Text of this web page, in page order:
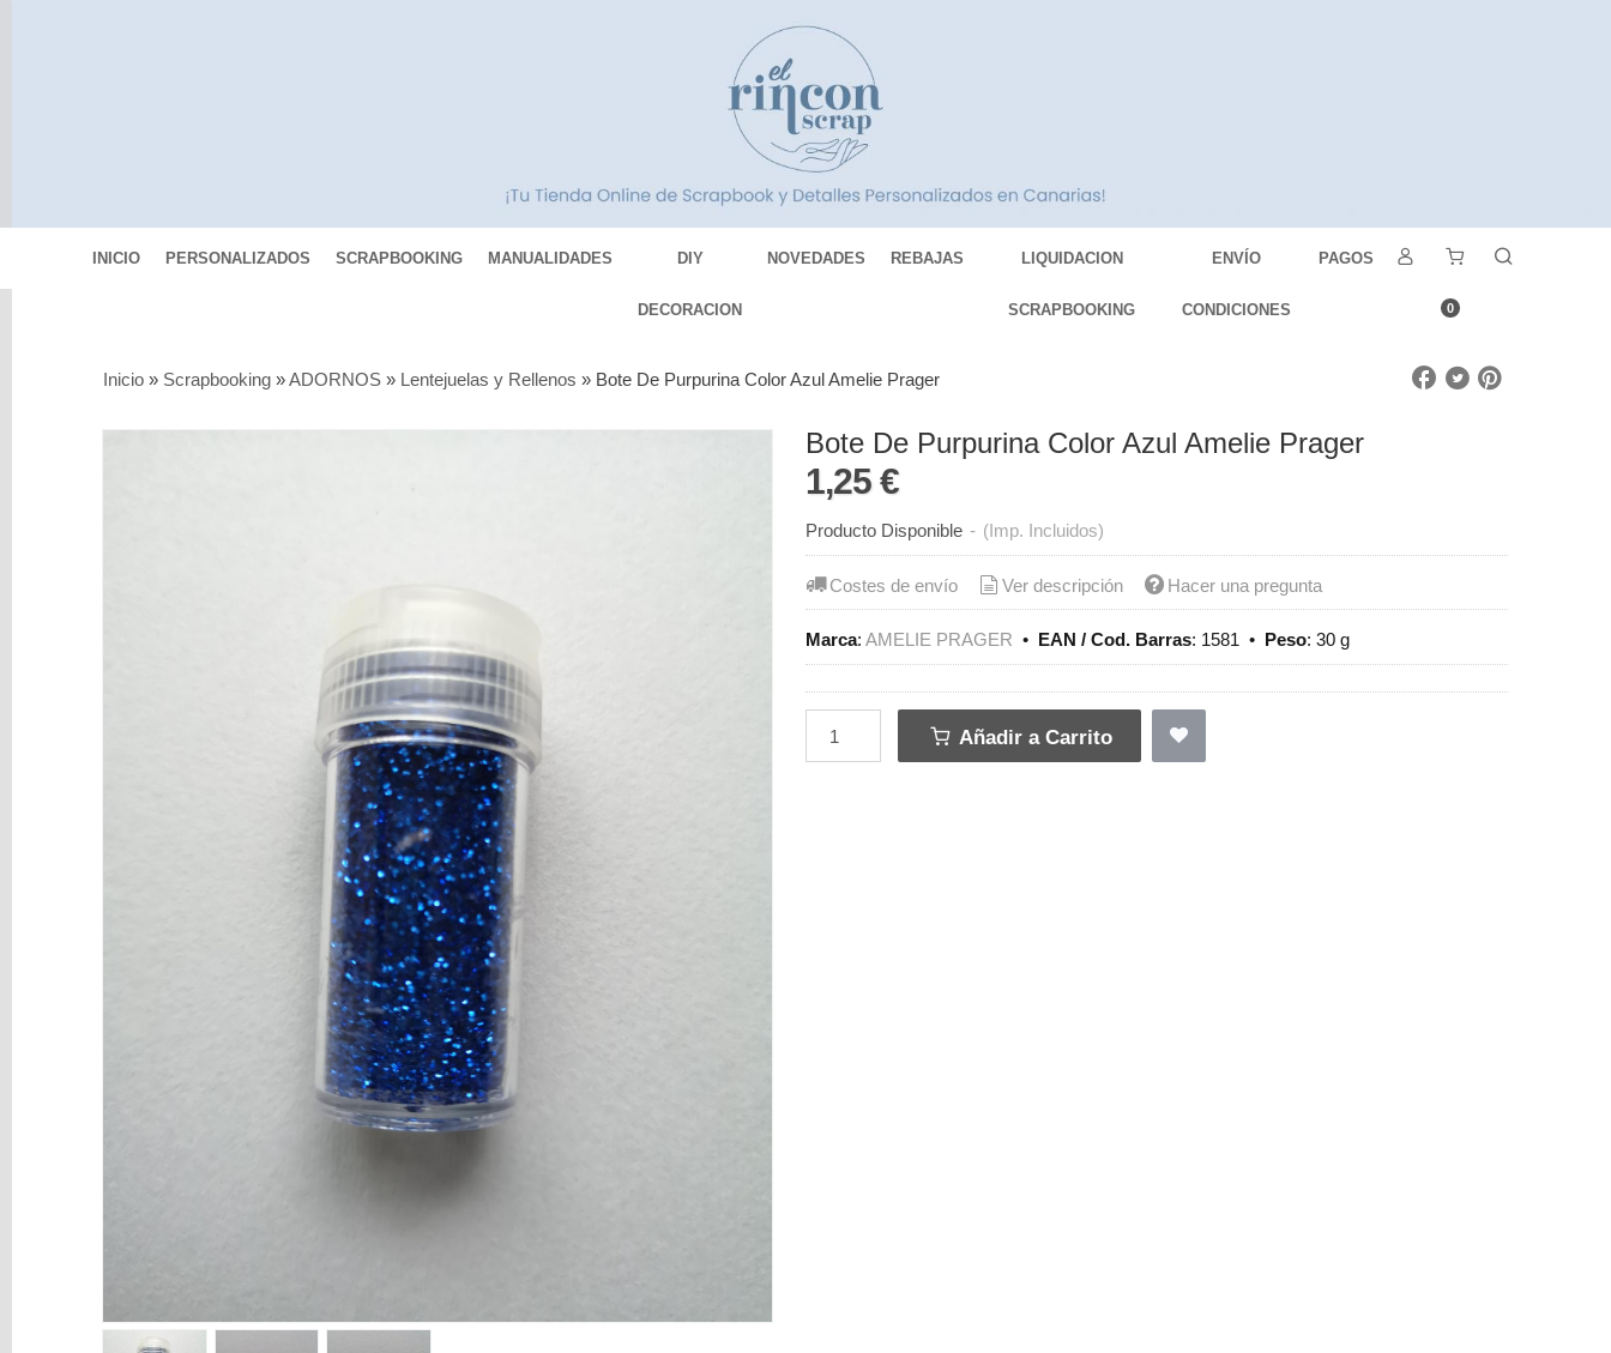
INICIO PERSONALIZADOS SCRAPBOOKING MANUALIDADES DIY
DECORACION
NOVEDADES REBAJAS LIQUIDACION
SCRAPBOOKING
ENVÍO
CONDICIONES
PAGOS
0
DECORACION
Inicio » Scrapbooking »ADORNOS» Lentejuelas y Rellenos » Bote De Purpurina Color Azul Amelie Prager
Bote De Purpurina Color Azul Amelie Prager
1,25 €
Producto Disponible - (Imp. Incluidos)
Costes de envío Ver descripción Hacer una pregunta
Marca:AMELIE PRAGER • EAN / Cod. Barras: 1581 • Peso:30 g
Añadir a Carrito